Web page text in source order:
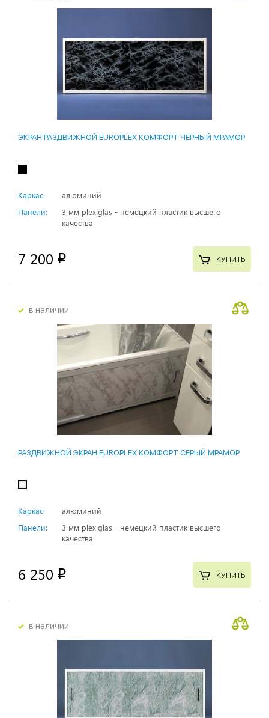
ЭКРАН РАЗДВИЖНОЙ EUROPLEX КОМФОРТ ЧЕРНЫЙ МРАМОР
Каркас:
алюминий
Панели:
3 мм plexiglas - немецкий пластик высшего
качества
7 200 p КУПИТЬ
в наличии
РАЗДВИЖНОЙ ЭКРАН EUROPLEX КОМФОРТ СЕРЫЙ МРАМОР
Каркас:
алюминий
Панели:
3 мм plexiglas - немецкий пластик высшего
качества
6 250 p КУПИТЬ
в наличии